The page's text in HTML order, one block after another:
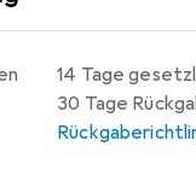
14 Tage
30 Tage